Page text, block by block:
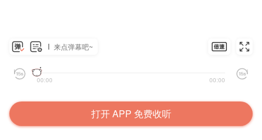
来点弹幕吧~
00:00 00:00
打开 APP 免费收听